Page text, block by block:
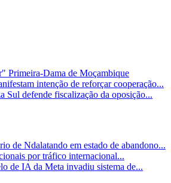
Primeira-Dama de Moçambique
intenção de reforçar cooperação...
Sul defende fiscalização da oposição...
de Ndalatando em estado de abandono...
por tráfico internacional...
de IA da Meta invadiu sistema de...